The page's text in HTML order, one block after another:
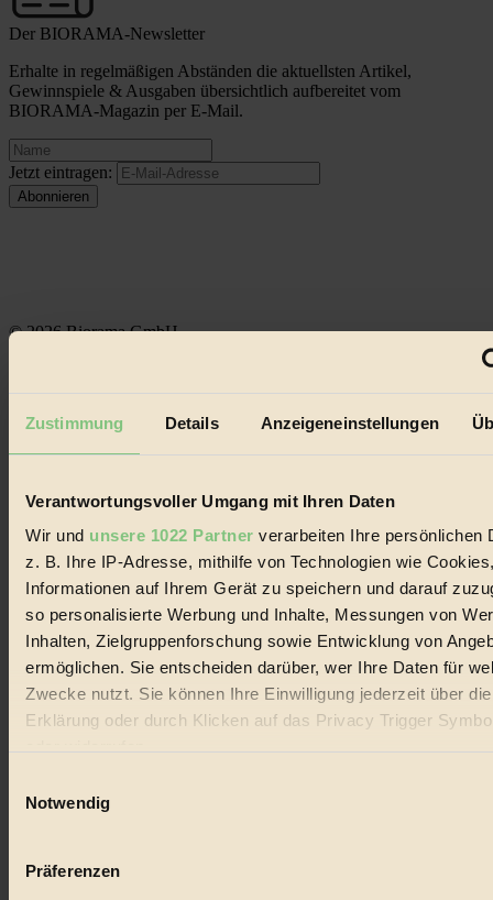
Zustimmung Details Anzeigeneinstellungen
Verantwortungsvoller Umgang mit Ihren Daten
Wir und unsere 1022 Partner verarbeiten Ihre persönlichen
z. B. Ihre IP-Adresse, mithilfe von Technologien wie
Informationen auf Ihrem Gerät zu speichern und darauf
so personalisierte Werbung und Inhalte, Messungen von
Inhalten, Zielgruppenforschung sowie Entwicklung von
ermöglichen. Sie entscheiden darüber, wer Ihre Daten für
Zwecke nutzt. Sie können Ihre Einwilligung jederzeit über
Erklärung oder durch Klicken auf das Privacy Trigger
Wenn Sie es erlauben, würden wir auch gerne:
Ihr Gerät durch aktives Scannen nach bestimmten
Notwendig
Präferenzen
Der BIORAMA-Newsletter
Erhalte in regelmäßigen Abständen die aktuellsten Artikel,
Gewinnspiele & Ausgaben übersichtlich aufbereitet vom
BIORAMA-Magazin per E-Mail.
Jetzt eintragen:
© 2026 Biorama GmbH
Datenschutz
Handels mit Bioprodukten, des Fair-Trade sowie der Branche
alternativer Energien.
Social Media
22.601 Fans auf Facebook
Folge uns auf Instagram
Themen
Bio
#
Vegan